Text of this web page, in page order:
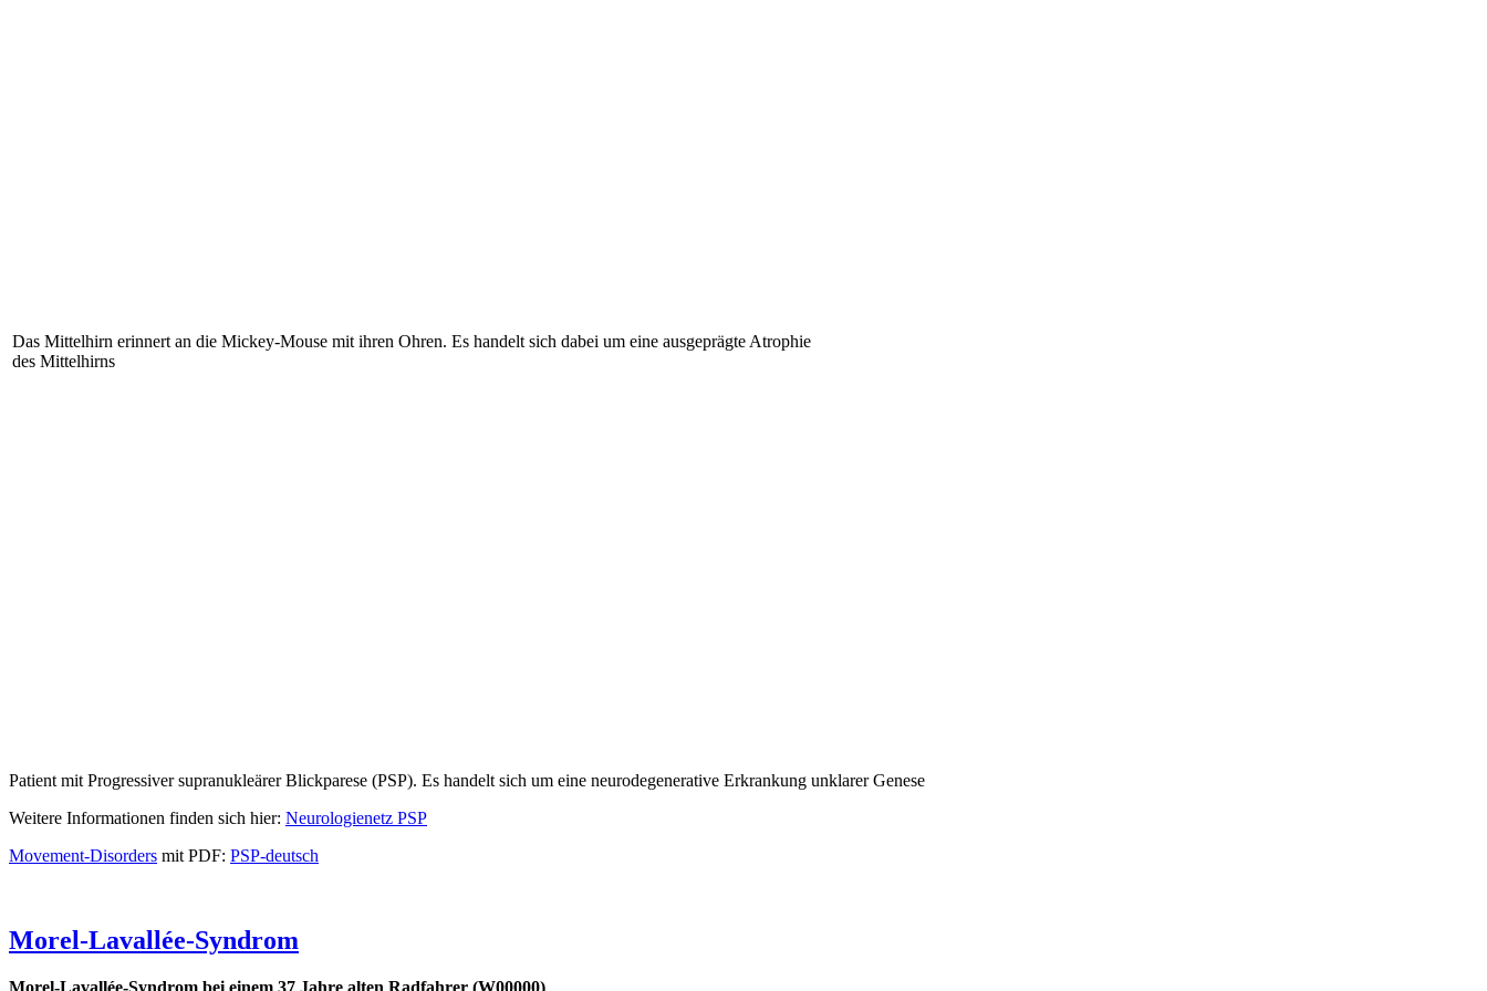
Das Mittelhirn erinnert an die Mickey-Mouse mit ihren Ohren. Es handelt sich dabei um eine ausgeprägte Atrophie
des Mittelhirns
Patient mit Progressiver supranukleärer Blickparese (PSP). Es handelt sich um eine neurodegenerative Erkrankung unklarer Genese
Weitere Informationen finden sich hier: Neurologienetz PSP
Movement-Disorders mit PDF: PSP-deutsch
Morel-Lavallée-Syndrom